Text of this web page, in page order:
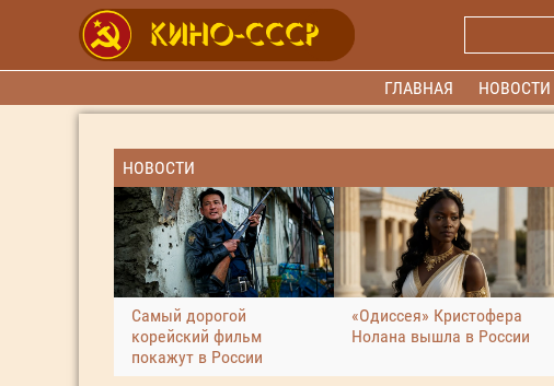
ГЛАВНАЯ НОВОСТИ
НОВОСТИ
Самый дорогой
корейский фильм
покажут в России
«Одиссея» Кристофера
Нолана вышла в России